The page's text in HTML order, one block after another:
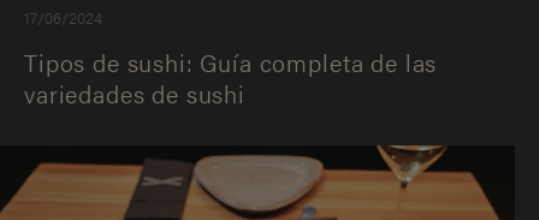
17/06/2024
Tipos de sushi: Guía completa de las
variedades de sushi